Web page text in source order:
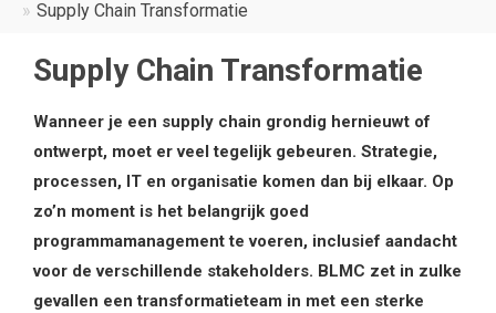
Supply Chain Transformatie
Supply Chain Transformatie
Wanneer je een supply chain grondig hernieuwt of
ontwerpt, moet er veel tegelijk gebeuren. Strategie,
processen, IT en organisatie komen dan bij elkaar. Op
zo’n moment is het belangrijk goed
programmamanagement te voeren, inclusief aandacht
voor de verschillende stakeholders. BLMC zet in zulke
gevallen een transformatieteam in met een sterke